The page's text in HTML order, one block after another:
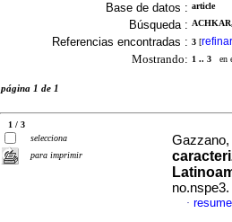
Base de datos : article
Búsqueda :
Referencias encontradas : 3 [refinar
Mostrando: 1 .. 3 en
página 1 de 1
1 / 3
selecciona
para imprimir
·